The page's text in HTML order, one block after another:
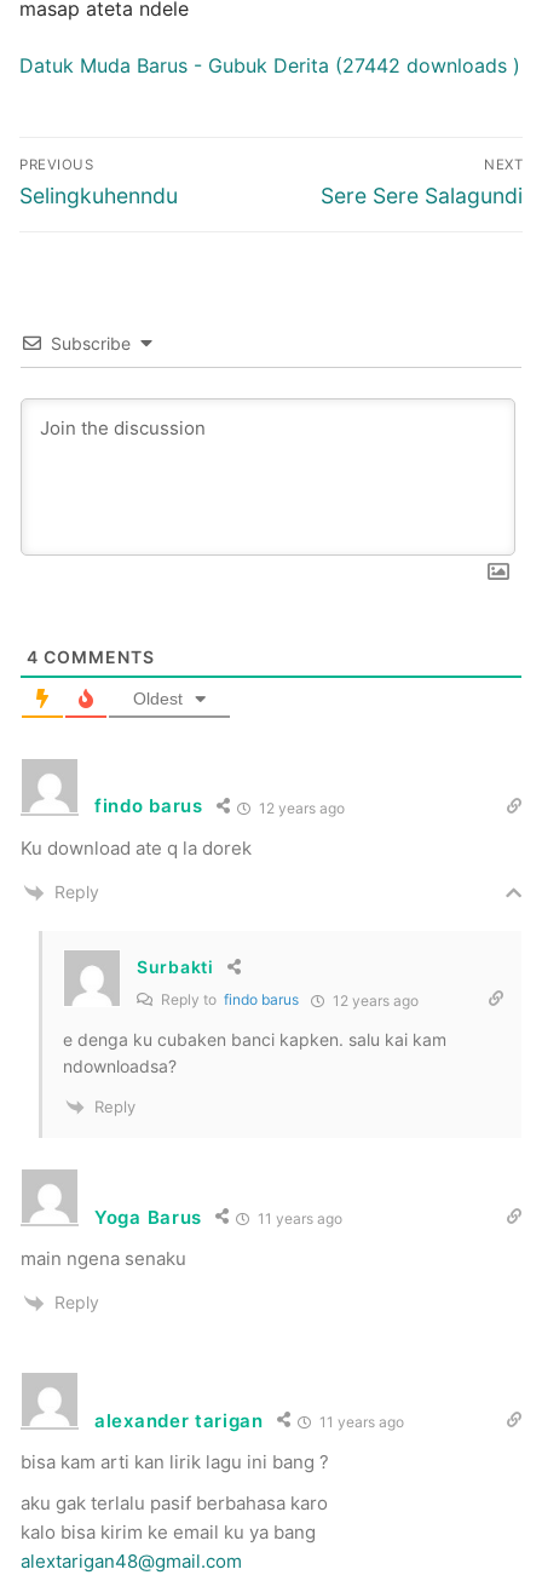
masap ateta ndele
Datuk Muda Barus - Gubuk Derita (27442 downloads )
Post
navigation
PREVIOUS
Previous
Selingkuhenndu
NEXT
Next
Sere Sere Salagundi
Subscribe
4 COMMENTS
Oldest
findo barus 12 years ago
Ku download ate q la dorek
Reply
Surbakti
Reply to findo barus 12 years ago
e denga ku cubaken banci kapken. salu kai kam
ndownloadsa?
Reply
Yoga Barus 11 years ago
main ngena senaku
Reply
alexander tarigan 11 years ago
bisa kam arti kan lirik lagu ini bang ?
aku gak terlalu pasif berbahasa karo
kalo bisa kirim ke email ku ya bang
alextarigan48@gmail.com